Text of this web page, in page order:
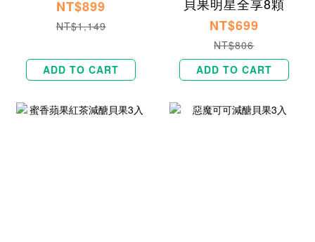
NT$899
NT$1,149
ADD TO CART
貝果明星全享8顆
NT$699
NT$806
ADD TO CART